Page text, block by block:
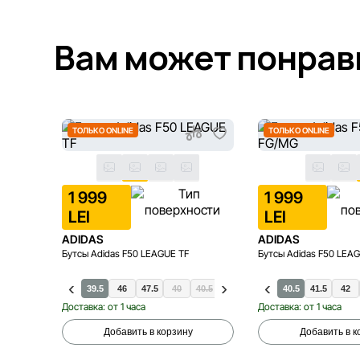
Вам может
ТОЛЬКО ONLINE
1 999
LEI
ADIDAS
Бутсы Adidas F50 LEAGUE TF
39.5 46 47.5 40 40.5 41.5 42.5 43.5 44
Доставка: от 1 часа
Добавить в корзину
ТОЛЬКО ONLINE
1 999
LEI
ADIDAS
Бутсы Adidas F50
40.5 41.5 42
Доставка: от 1 часа
Добавить в